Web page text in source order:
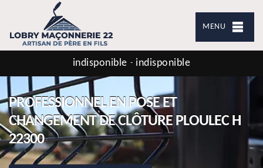
MENU
indisponible - indisponible
PROFESSIONNEL EN POSE ET
CHANGEMENT DE CLÔTURE PLOULEC H
22300